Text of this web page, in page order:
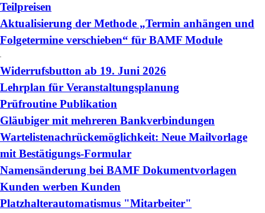
Teilpreisen
Aktualisierung der Methode „Termin anhängen und
Folgetermine verschieben“ für BAMF Module
Widerrufsbutton ab 19. Juni 2026
Lehrplan für Veranstaltungsplanung
Prüfroutine Publikation
Gläubiger mit mehreren Bankverbindungen
Wartelistenachrückemöglichkeit: Neue Mailvorlage
mit Bestätigungs-Formular
Namensänderung bei BAMF Dokumentvorlagen
Kunden werben Kunden
Platzhalterautomatismus "Mitarbeiter"